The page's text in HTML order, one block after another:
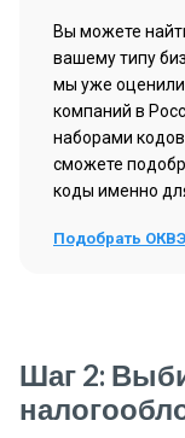
Вы можете
вашему типу
мы уже
компаний в
наборами
сможете
коды именно
Подобрать
Шаг 2: